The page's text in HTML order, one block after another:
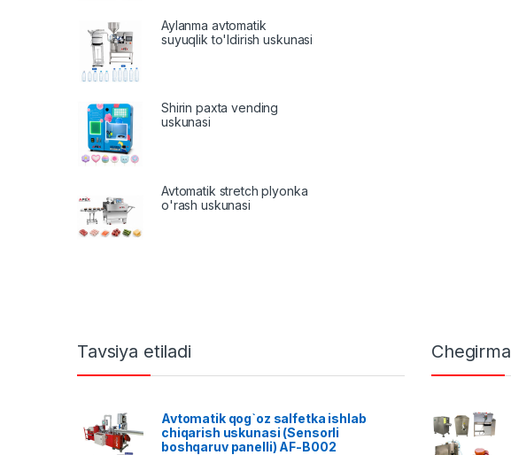
Aylanma avtomatik
suyuqlik to'ldirish uskunasi
Shirin paxta vending
uskunasi
Avtomatik stretch plyonka
o'rash uskunasi
Tavsiya etiladi
Avtomatik qog`oz salfetka ishlab
chiqarish uskunasi (Sensorli
boshqaruv panelli) AF-B002
Chegirma